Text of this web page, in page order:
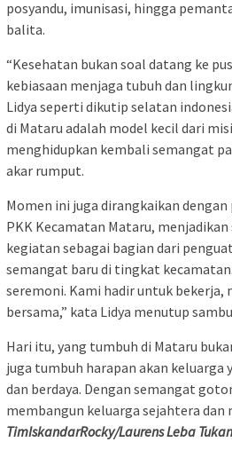
posyandu, imunisasi, hingga
balita.
“Kesehatan bukan soal datang ke
kebiasaan menjaga tubuh dan
Lidya seperti dikutip selatan
di Mataru adalah model kecil dari
menghidupkan kembali semangat
akar rumput.
Momen ini juga dirangkaikan
PKK Kecamatan Mataru,
kegiatan sebagai bagian dari
semangat baru di tingkat
seremoni. Kami hadir untuk bekerja,
bersama,” kata Lidya menutup
Hari itu, yang tumbuh di Mataru
juga tumbuh harapan akan keluarga
dan berdaya. Dengan semangat
membangun keluarga sejahtera dan
TimIskandarRocky/Laurens Leba